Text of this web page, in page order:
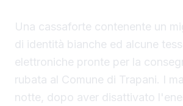
Una cassaforte contenente un
di identità bianche ed alcune
elettroniche pronte per la
rubata al Comune di Trapani. I
notte, dopo aver disattivato